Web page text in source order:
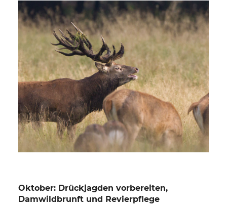
Oktober: Drückjagden vorbereiten,
Damwildbrunft und Revierpflege